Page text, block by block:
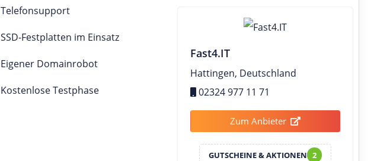
Telefonsupport
SSD-Festplatten im Einsatz
Eigener Domainrobot
Kostenlose Testphase
Fast4.IT
Hattingen, Deutschland
02324 977 11 71
Zum Anbieter
GUTSCHEINE & AKTIONEN 2